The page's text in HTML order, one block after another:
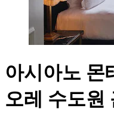
아시아노 몬
오레 수도원